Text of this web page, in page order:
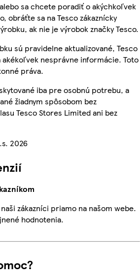
sa chcete poradiť o akýchkoľvek
obráťte sa na Tesco zákaznícky
ak nie je výrobok značky Tesco.
sú pravidelne aktualizované, Tesco
akékoľvek nesprávne informácie. Toto
práva.
iba pre osobnú potrebu, a
žiadnym spôsobom bez
Tesco Stores Limited ani bez
2026
zákazníci priamo na našom webe.
hodnotenia.